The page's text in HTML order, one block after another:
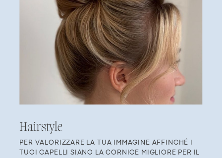
Ha​irstyle
PER VALORIZZARE LA TUA IMMAGINE AFFINCHÉ I ​
TUOI CAPELLI SIANO LA CORNICE MIGLIORE PER IL ​